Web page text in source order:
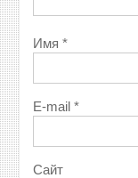
Имя*
E-mail*
Сайт